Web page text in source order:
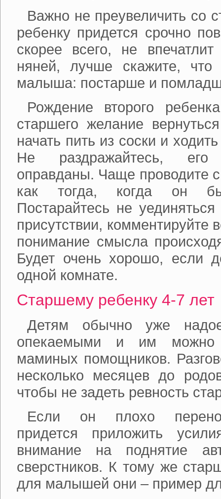
Важно не преувеличить со
ребенку придется срочно
скорее всего, не впечатлит
няней, лучше скажите,
малыша: постарше и
Рождение второго
старшего желание
начать пить из соски и
Не раздражайтесь, его
оправданы. Чаще проводите
как тогда, когда он
Постарайтесь не
присутствии, комментируйте
понимание смысла
Будет очень хорошо, если
одной комнате.
Старшему ребенку 4-7 лет
Детям обычно уже
опекаемыми и им можно
маминых помощников.
несколько месяцев до
чтобы не задеть ревность
Если он плохо
придется приложить
внимание на поднятие
сверстников. К тому же
для малышей они – пример